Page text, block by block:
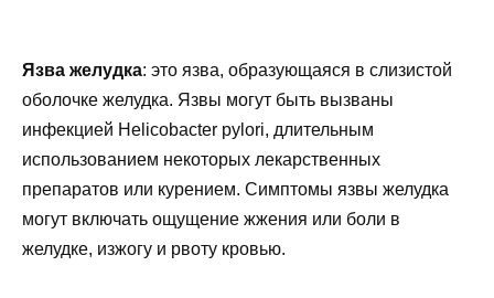
Язва желудка: это язва, образующаяся в слизистой
оболочке желудка. Язвы могут быть вызваны
инфекцией Helicobacter pylori, длительным
использованием некоторых лекарственных
препаратов или курением. Симптомы язвы желудка
могут включать ощущение жжения или боли в
желудке, изжогу и рвоту кровью.